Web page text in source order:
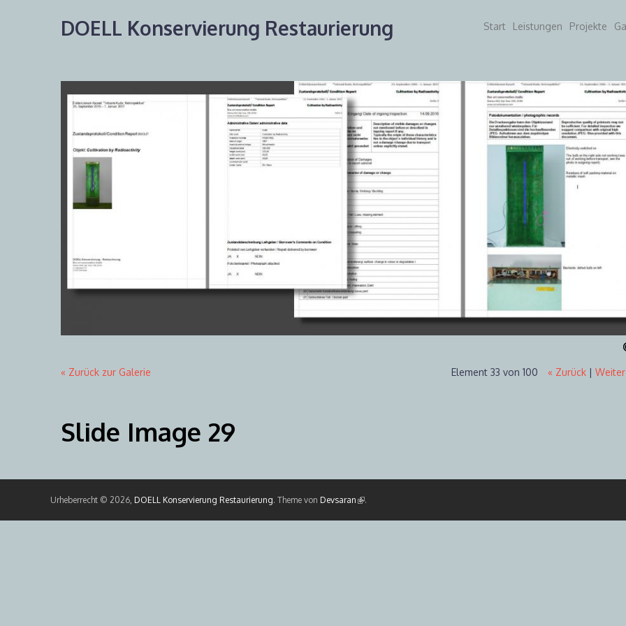
DOELL Konservierung Restaurierung Start Leistungen Projekte
« Zurück zur Galerie Element 33 von 100 « Zurück |
Slide Image 29
Urheberrecht © 2026, DOELL Konservierung Restaurierung. Theme von Devsaran (Link ist extern)
.